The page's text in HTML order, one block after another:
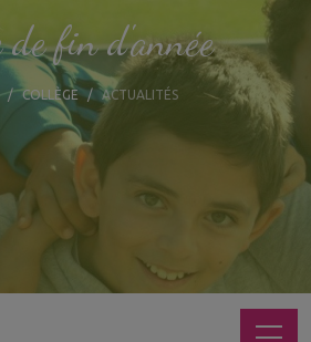
fin d'année
COLLÈGE ACTUALITÉS